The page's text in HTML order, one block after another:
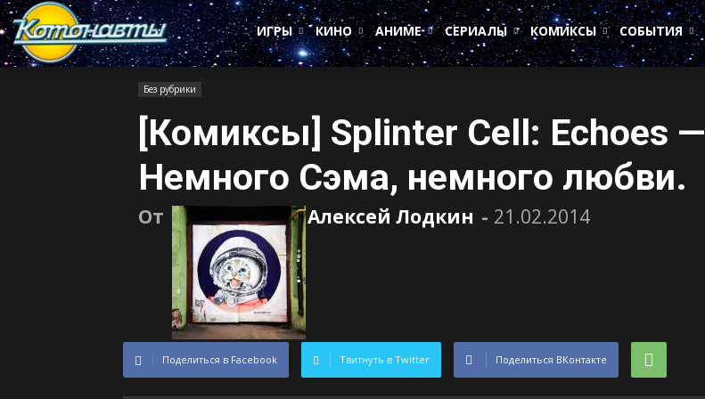
Котонавты
ИГРЫ
КИНО АНИМЕ СЕРИАЛЫ КОМИКСЫ СОБЫТИЯ
Без рубрики
[Комиксы] Splinter Cell: Echoes —
Немного Сэма, немного любви.
От Алексей Лодкин - 21.02.2014
Поделиться в Facebook Твитнуть в Twitter Поделиться ВКонтакте